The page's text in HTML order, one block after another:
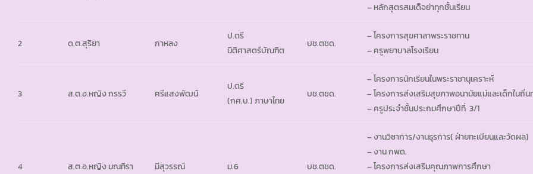
– หลักสูตรสมเด็จย่าทุกชั้นเรียน
2 ด.ต.สุริยา กาหลง
ป.ตรี
นิติศาสตร์บัณฑิต
บช.ตชด.
– โครงการสุขศาลาพระราชทาน
– ครูพยาบาลโรงเรียน
3 ส.ต.อ.หญิง กรรวี ศรีแสงพัฒน์
ป.ตรี
(กศ.บ.) ภาษาไทย
บช.ตชด.
– โครงการนักเรียนในพระราชานุเคราะห์
– โครงการส่งเสริมสุขภาพอนามัยแม่และเด็กในถิ่
– ครูประจำชั้นประถมศึกษาปีที่ 3/1
4 ส.ต.อ.หญิง มณทิรา มีสุวรรณ์ ม.6 บช.ตชด.
– งานวิชาการ/งานธุรการ( ฝ่ายทะเบียนและวัดผล)
– งาน กพด.
– โครงการส่งเสริมคุณภาพการศึกษา